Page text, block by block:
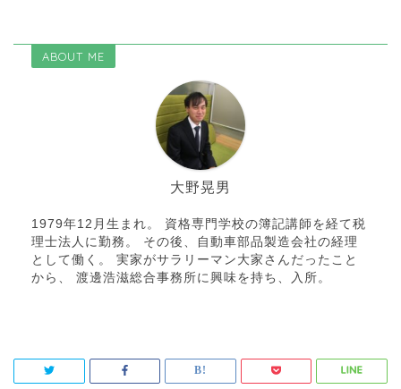
ABOUT ME
大野晃男
1979年12月生まれ。 資格専門学校の簿記講師を経て税
理士法人に勤務。 その後、自動車部品製造会社の経理
として働く。 実家がサラリーマン大家さんだったこと
から、 渡邊浩滋総合事務所に興味を持ち、入所。